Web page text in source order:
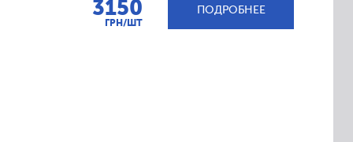
3150
ГРН/ШТ
ПОДРОБНЕЕ